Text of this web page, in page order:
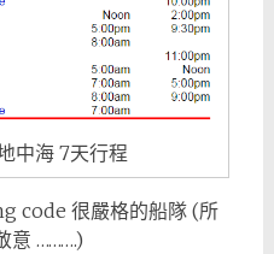
中海 7天行程
code 很嚴格的船隊 (所
意 ……….)